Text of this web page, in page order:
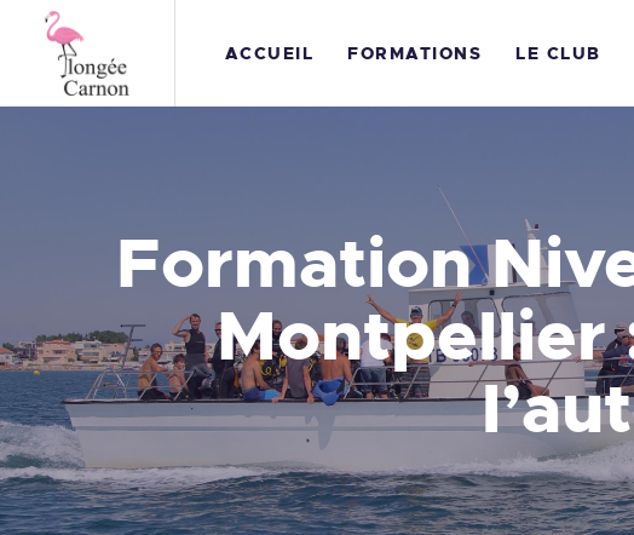
ACCUEIL FORMATIONS LE CLUB
Formation
Montpellier
LE
NOS
BON